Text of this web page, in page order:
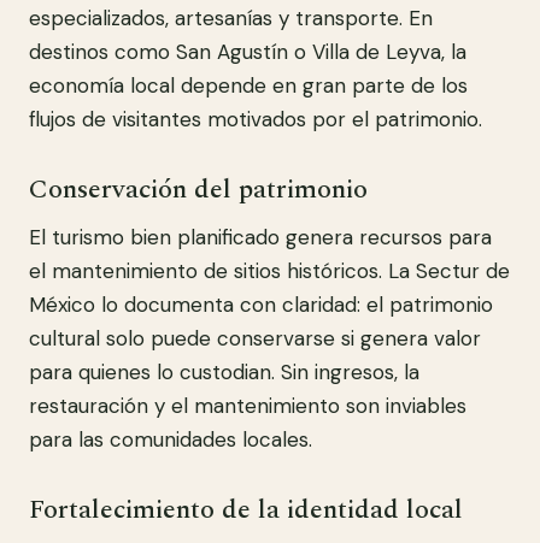
especializados, artesanías y transporte. En
destinos como San Agustín o Villa de Leyva, la
economía local depende en gran parte de los
flujos de visitantes motivados por el patrimonio.
Conservación del patrimonio
El turismo bien planificado genera recursos para
el mantenimiento de sitios históricos. La Sectur de
México lo documenta con claridad: el patrimonio
cultural solo puede conservarse si genera valor
para quienes lo custodian. Sin ingresos, la
restauración y el mantenimiento son inviables
para las comunidades locales.
Fortalecimiento de la identidad local